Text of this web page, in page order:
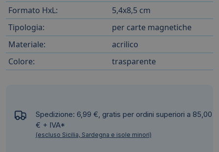
Formato HxL:
5,4x8,5 cm
Tipologia:
per carte magnetiche
Materiale:
acrilico
Colore:
trasparente
Spedizione: 6,99 €, gratis per ordini superiori a 85,00
€ + IVA*
(escluso Sicilia, Sardegna e isole minori)